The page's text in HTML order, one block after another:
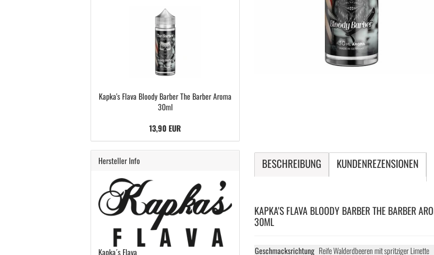
BESCHREIBUNG KUNDENREZENSIONEN
KAPKA'S FLAVA BLOODY BARBER THE BARBER
30ML
Geschmacksrichtung Reife Walderdbeeren mit spritziger Limette
Kapka's Flava Bloody Barber The Barber Aroma
30ml
13,90 EUR
Hersteller Info
Kapka´s Flava